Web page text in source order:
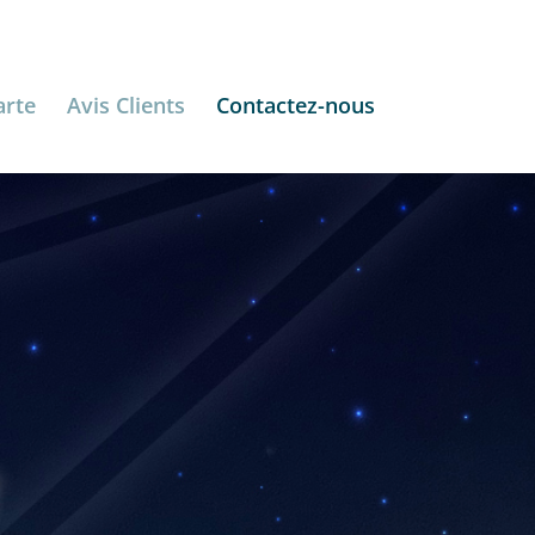
Avis Clients Contactez-nous